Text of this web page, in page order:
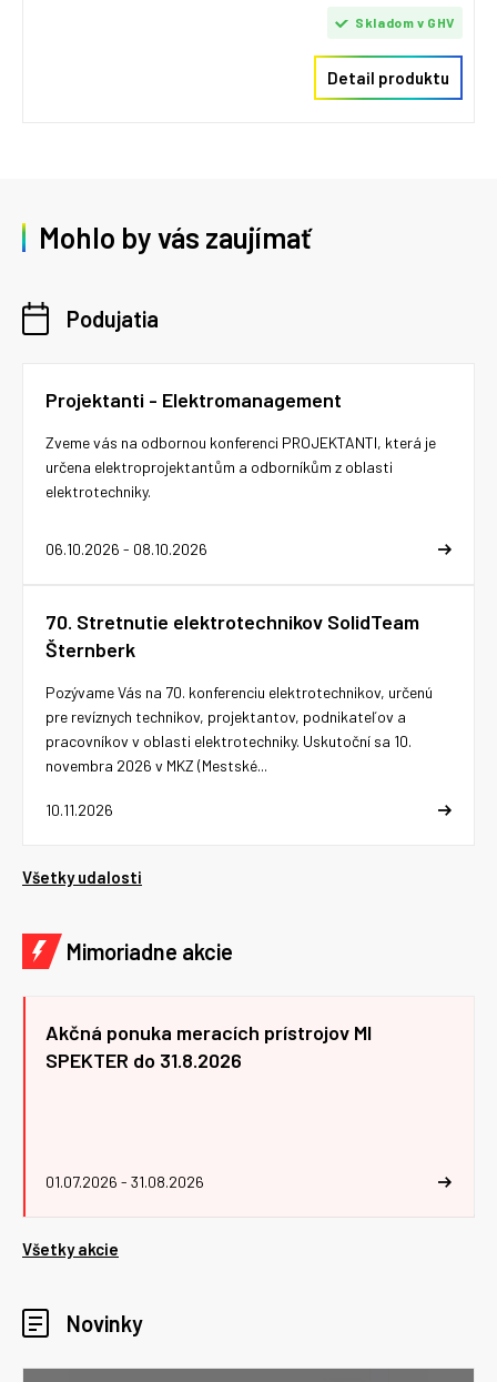
Skladom v GHV
Detail produktu
Mohlo by vás zaujímať
Podujatia
Projektanti - Elektromanagement
06.10.2026 - 08.10.2026
Zveme vás na odbornou konferenci PROJEKTANTI, která je
určena elektroprojektantům a odborníkům z oblasti
elektrotechniky.
70. Stretnutie elektrotechnikov SolidTeam
Šternberk
10.11.2026
Pozývame Vás na 70. konferenciu elektrotechnikov, určenú
pre revíznych technikov, projektantov, podnikateľov a
pracovníkov v oblasti elektrotechniky. Uskutoční sa 10.
novembra 2026 v MKZ (Mestské...
Všetky udalosti
Mimoriadne akcie
Akčná ponuka meracích prístrojov MI
SPEKTER do 31.8.2026
01.07.2026 - 31.08.2026
Všetky akcie
Novinky